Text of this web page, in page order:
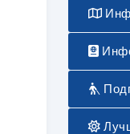
Лучшее время для посещения